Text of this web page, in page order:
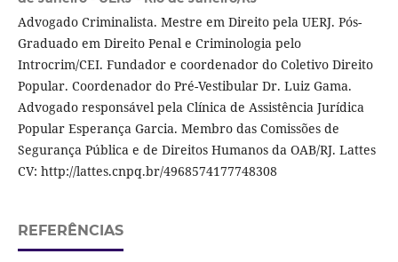
Advogado Criminalista. Mestre em Direito pela UERJ. Pós-
Graduado em Direito Penal e Criminologia pelo
Introcrim/CEI. Fundador e coordenador do Coletivo Direito
Popular. Coordenador do Pré-Vestibular Dr. Luiz Gama.
Advogado responsável pela Clínica de Assistência Jurídica
Popular Esperança Garcia. Membro das Comissões de
Segurança Pública e de Direitos Humanos da OAB/RJ. Lattes
CV: http://lattes.cnpq.br/4968574177748308
REFERÊNCIAS